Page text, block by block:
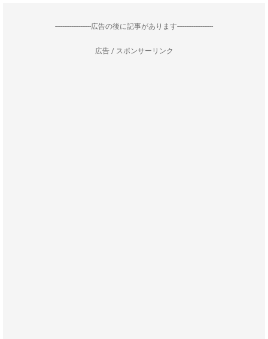
--------------------広告の後に記事があります--------------------
広告 / スポンサーリンク